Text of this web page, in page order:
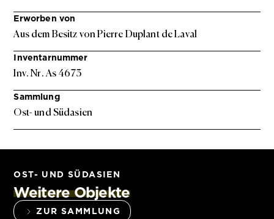
Erworben von
Aus dem Besitz von Pierre Duplant de Laval
Inventarnummer
Inv. Nr. As 4673
Sammlung
Ost- und Südasien
OST- UND SÜDASIEN
Weitere Objekte
ZUR SAMMLUNG